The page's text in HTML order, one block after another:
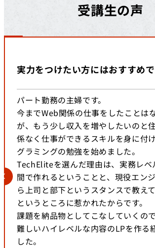
受講生の声
実力をつけたい方にはおすすめで
パート勤務の主婦です。
今までWeb関係の仕事をしたことは
が、もう少し収入を増やしたいのと
係なく仕事ができるスキルを身に付
グラミングの勉強を始めました。
TechEliteを選んだ理由は、実務レベ
間で作れるということと、現役エン
ら上司と部下というスタンスで教え
というところに惹かれたからです。
課題を納品物としてこなしていくの
難しいハイレベルな内容のLPを作る
した。